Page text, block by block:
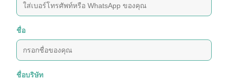
ชื่อ
ชื่อบริษัท